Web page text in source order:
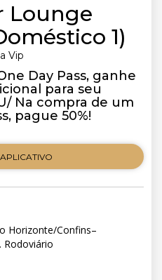
Lounge
1)
Vip
Day Pass, ganhe
para seu
Na compra de um
pague 50%!
Horizonte/Confins–
Rodoviário